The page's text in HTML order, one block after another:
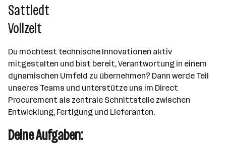
Sattledt
Vollzeit
Du möchtest technische Innovationen aktiv
mitgestalten und bist bereit, Verantwortung in einem
dynamischen Umfeld zu übernehmen? Dann werde Teil
unseres Teams und unterstütze uns im Direct
Procurement als zentrale Schnittstelle zwischen
Entwicklung, Fertigung und Lieferanten.
Deine Aufgaben: